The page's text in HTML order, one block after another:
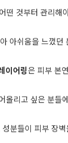
것부터 관리
아쉬움을 느꼈
이어링은 피부 본
리고 싶은 분들
분들이 피부 장